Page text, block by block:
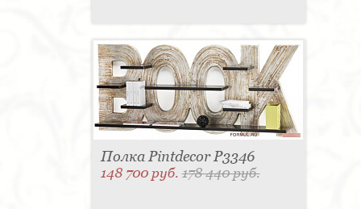
Полка Pintdecor P3346
148 700 руб.178 440 руб.